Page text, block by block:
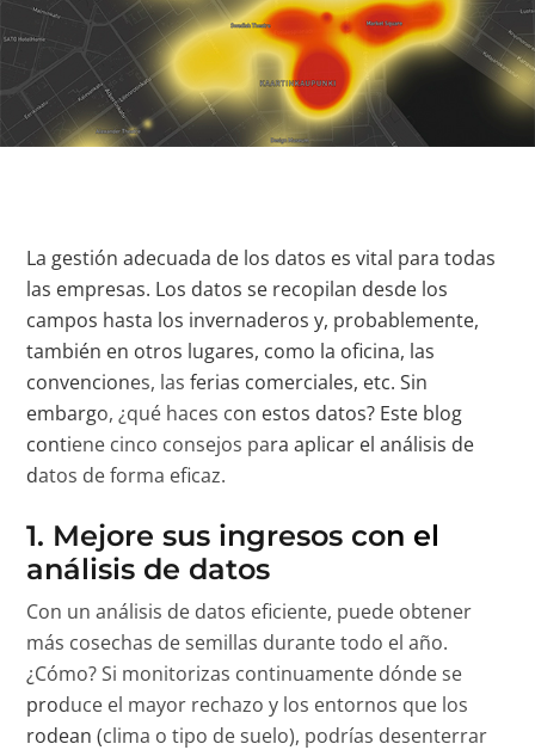
La gestión adecuada de los datos es vital para todas
las empresas. Los datos se recopilan desde los
campos hasta los invernaderos y, probablemente,
también en otros lugares, como la oficina, las
convenciones, las ferias comerciales, etc. Sin
embargo, ¿qué haces con estos datos? Este blog
contiene cinco consejos para aplicar el análisis de
datos de forma eficaz.
1. Mejore sus ingresos con el
análisis de datos
Con un análisis de datos eficiente, puede obtener
más cosechas de semillas durante todo el año.
¿Cómo? Si monitorizas continuamente dónde se
produce el mayor rechazo y los entornos que los
rodean (clima o tipo de suelo), podrías desenterrar